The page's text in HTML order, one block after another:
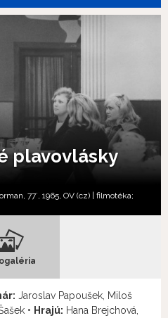
plavovlásky
77´, 1965, OV (cz) | filmotéka;
Jaroslav Papoušek, Miloš
• Hrajú: Hana Brejchová,